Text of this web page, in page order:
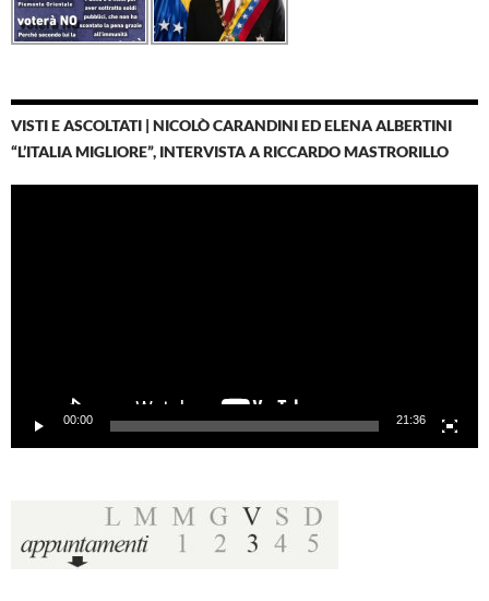
VISTI E ASCOLTATI | NICOLÒ CARANDINI ED ELENA ALBERTINI
“L’ITALIA MIGLIORE”, INTERVISTA A RICCARDO MASTRORILLO
00:00 21:36